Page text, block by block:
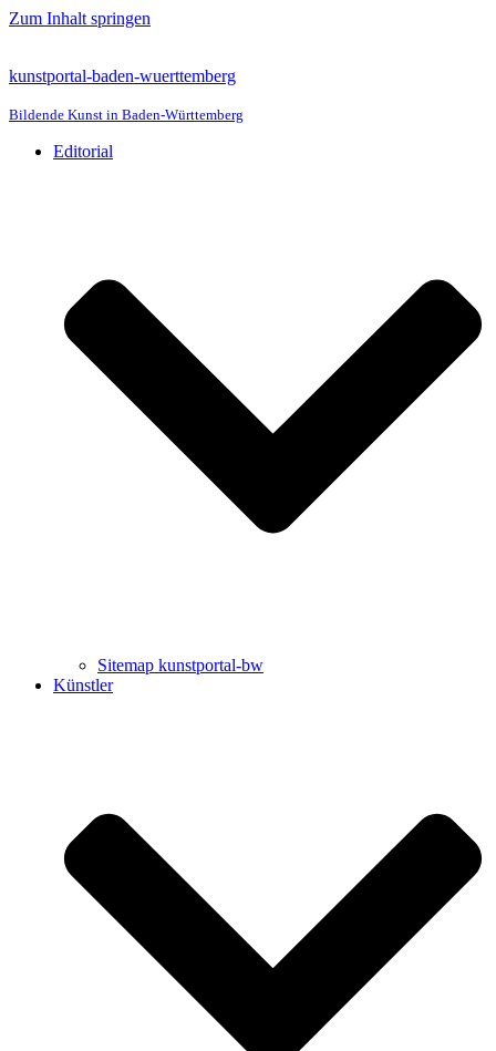
Zum Inhalt springen
kunstportal-baden-wuerttemberg
Bildende Kunst in Baden-Württemberg
Editorial
Sitemap kunstportal-bw
Künstler